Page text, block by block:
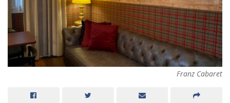
Franz Cabaret